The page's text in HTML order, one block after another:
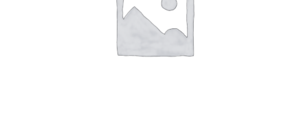
Type de signal électrique